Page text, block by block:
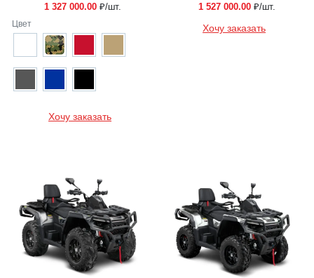
1 327 000.00 ₽/шт.
Цвет
Хочу заказать
1 527 000.00 ₽/шт.
Хочу заказать